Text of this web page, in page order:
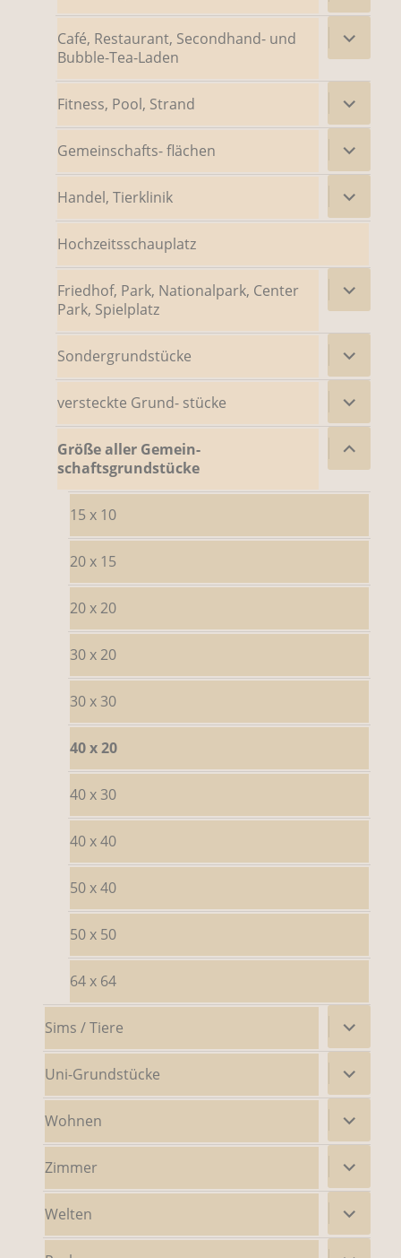
Café, Restaurant, Secondhand- und
Bubble-Tea-Laden
Untermenü
öffnen
Fitness, Pool, Strand Untermenü
öffnen
Gemeinschafts- flächen Untermenü
öffnen
Handel, Tierklinik Untermenü
öffnen
Hochzeitsschauplatz
Friedhof, Park, Nationalpark, Center
Park, Spielplatz
Untermenü
öffnen
Sondergrundstücke Untermenü
öffnen
versteckte Grund- stücke Untermenü
öffnen
Größe aller Gemein-
schaftsgrundstücke
Untermenü
öffnen
15 x 10
20 x 15
20 x 20
30 x 20
30 x 30
40 x 20
40 x 30
40 x 40
50 x 40
50 x 50
64 x 64
Sims / Tiere Untermenü
öffnen
Uni-Grundstücke Untermenü
öffnen
Wohnen Untermenü
öffnen
Zimmer Untermenü
öffnen
Welten Untermenü
öffnen
Untermenü